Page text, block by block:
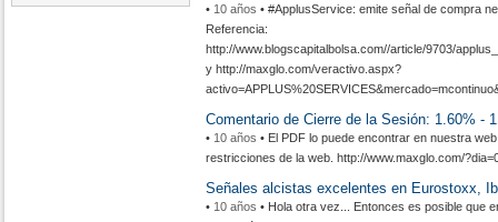
• 10 años • #ApplusService: emite señal de compra
Referencia:
http://www.blogscapitalbolsa.com//article/9703/
y http://maxglo.com/veractivo.aspx?
Comentario de Cierre de la Sesión: 1.60% -
• 10 años • El PDF lo puede encontrar en nuestra
restricciones de la web. http://www.maxglo.com/
Señales alcistas excelentes en Eurostoxx,
• 10 años • Hola otra vez... Entonces es posible que